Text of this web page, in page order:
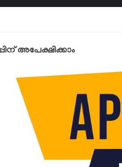
അപേക്ഷിക്കാം